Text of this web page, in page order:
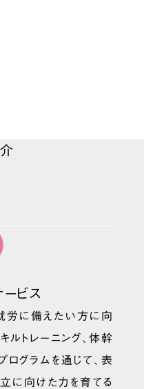
ビス
労に備えたい方に向
ルトレーニング、体幹
ログラムを通じて、表
に向けた力を育てる